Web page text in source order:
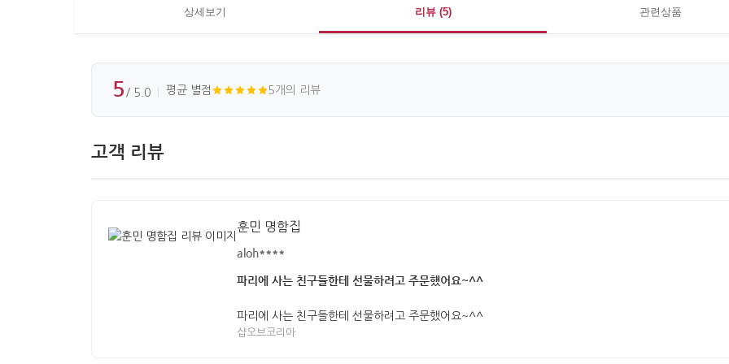
상세보기 리뷰 (5) 관련상품
5 / 5.0 평균 별점 5개의 리뷰
고객 리뷰
훈민 명함집
aloh****
파리에 사는 친구들한테 선물하려고 주문했어요~^^
파리에 사는 친구들한테 선물하려고 주문했어요~^^
샵오브코리아